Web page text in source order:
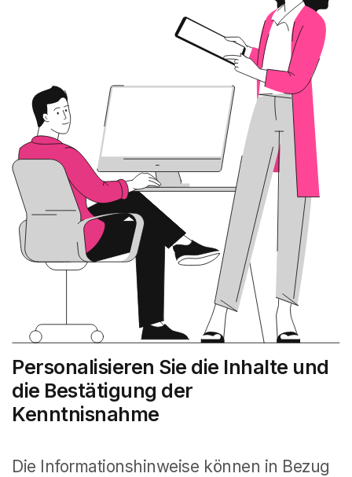
Personalisieren Sie die Inhalte und
die Bestätigung der
Kenntnisnahme
Die Informationshinweise können in Bezug